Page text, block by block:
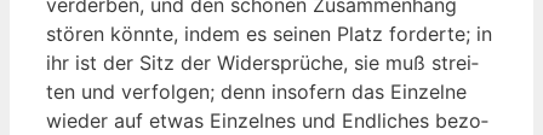
stö­ren könn­te, indem es sei­nen Platz for­der­te; in
ihr ist der Sitz der Wider­sprü­che, sie muß strei­
ten und ver­fol­gen; denn inso­fern das Ein­zel­ne
wie­der auf etwas Ein­zel­nes und End­li­ches bezo­